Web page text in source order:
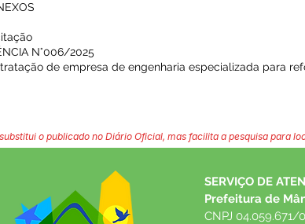
N°006/2025
de empresa de engenharia especializada para
o publicado no Diário Oficial, mas facilita a pesquisa para
SERVIÇO DE
Prefeitura de
CNPJ 04.059.671/